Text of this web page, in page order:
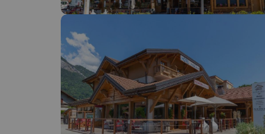
Sembra che il nostro ricercatore abbia